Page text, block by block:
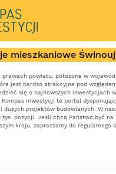
mieszkaniowe
powiatu, położone w
jest bardzo atrakcyjne pod
się o najnowszych inwestycjach
Kompas Inwestycji to portal
dużych projektów budowlanych. W
tys. pozycji. Jeśli chcą Państwo być na
kraju, zapraszamy do regularnego